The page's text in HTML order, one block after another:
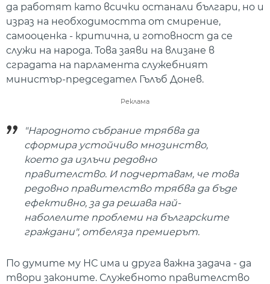
да работят като всички останали българи, но и
израз на необходимостта от смирение,
самооценка - критична, и готовност да се
служи на народа. Това заяви на влизане в
сградата на парламента служебният
министър-председател Гълъб Донев.
Реклама
"Народното събрание трябва да
сформира устойчиво мнозинство,
което да излъчи редовно
правителство. И подчертавам, че това
редовно правителство трябва да бъде
ефективно, за да решава най-
наболелите проблеми на българските
граждани", отбеляза премиерът.
По думите му НС има и друга важна задача - да
твори законите. Служебното правителство